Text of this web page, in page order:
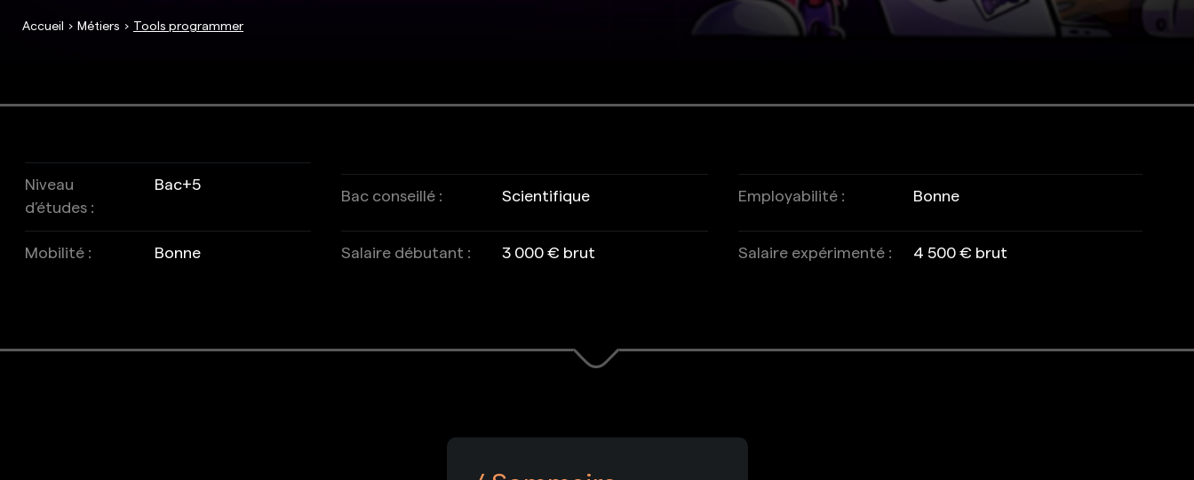
Accueil Métiers Tools programmer
Niveau
d’études :
Bac+5
Bac conseillé : Scientifique Employabilité : Bonne
Mobilité : Bonne Salaire débutant : 3 000 € brut Salaire expérimenté : 4 500 € brut